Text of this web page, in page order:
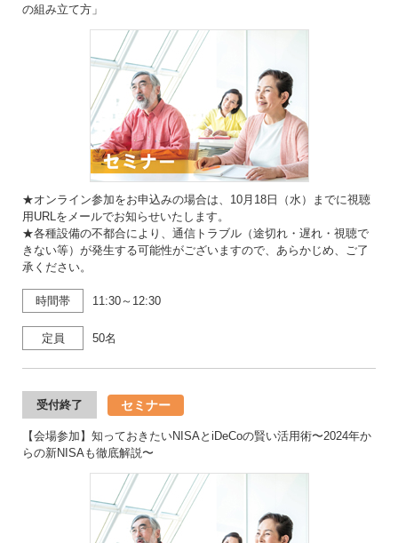
の組み立て方」
★オンライン参加をお申込みの場合は、10月18日（水）までに視聴
用URLをメールでお知らせいたします。
★各種設備の不都合により、通信トラブル（途切れ・遅れ・視聴で
きない等）が発生する可能性がございますので、あらかじめ、ご了
承ください。
時間帯 11:30～12:30
定員 50名
受付終了 セミナー
【会場参加】知っておきたいNISAとiDeCoの賢い活用術〜2024年か
らの新NISAも徹底解説〜